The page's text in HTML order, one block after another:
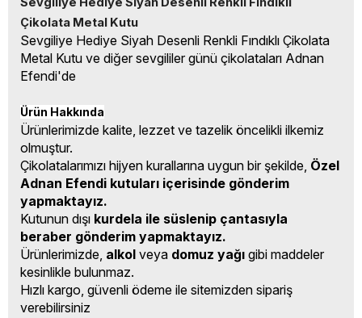
Çikolata Metal Kutu
Sevgiliye Hediye Siyah Desenli Renkli Fındıklı Çikolata
Metal Kutu ve diğer sevgililer günü çikolataları Adnan
Efendi'de
Ürün Hakkında
Ürünlerimizde kalite, lezzet ve tazelik öncelikli ilkemiz
olmuştur.
Çikolatalarımızı hijyen kurallarına uygun bir şekilde, Özel
Adnan Efendi kutuları içerisinde gönderim
yapmaktayız.
Kutunun dışı kurdela ile süslenip çantasıyla
beraber gönderim yapmaktayız.
Ürünlerimizde, alkol veya domuz yağı gibi maddeler
kesinlikle bulunmaz.
Hızlı kargo, güvenli ödeme ile sitemizden sipariş
verebilirsiniz